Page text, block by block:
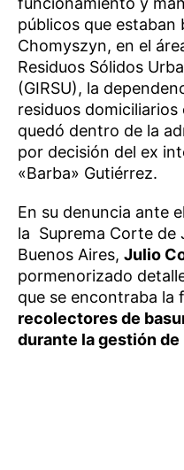
públicos que estaban
Chomyszyn, en el
Residuos Sólidos
(GIRSU), la
residuos
quedó dentro de la
por decisión del ex
«Barba» Gutiérrez.
En su denuncia ante
la Suprema Corte de
Buenos Aires, Julio
pormenorizado
que se encontraba la
recolectores de
durante la gestión de